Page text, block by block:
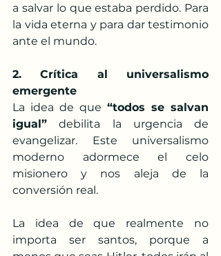
a salvar lo que estaba perdido. Para
la vida eterna y para dar testimonio
ante el mundo.
2. Crítica al universalismo
emergente
La idea de que “todos se salvan
igual” debilita la urgencia de
evangelizar. Este universalismo
moderno adormece el celo
misionero y nos aleja de la
conversión real.
La idea de que realmente no
importa ser santos, porque a